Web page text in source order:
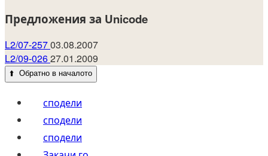
Предложения за Unicode
L2/07-25703.08.2007
L2/09-02627.01.2009
⬆️ Обратно в началото
сподели
сподели
сподели